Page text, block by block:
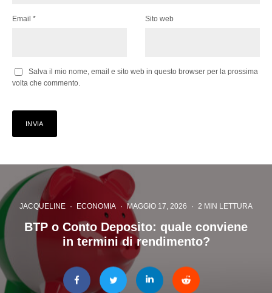
Email * Sito web
Salva il mio nome, email e sito web in questo browser per la prossima
volta che commento.
JACQUELINE · ECONOMIA · MAGGIO 17, 2026 · 2 MIN LETTURA
BTP o Conto Deposito: quale conviene
in termini di rendimento?